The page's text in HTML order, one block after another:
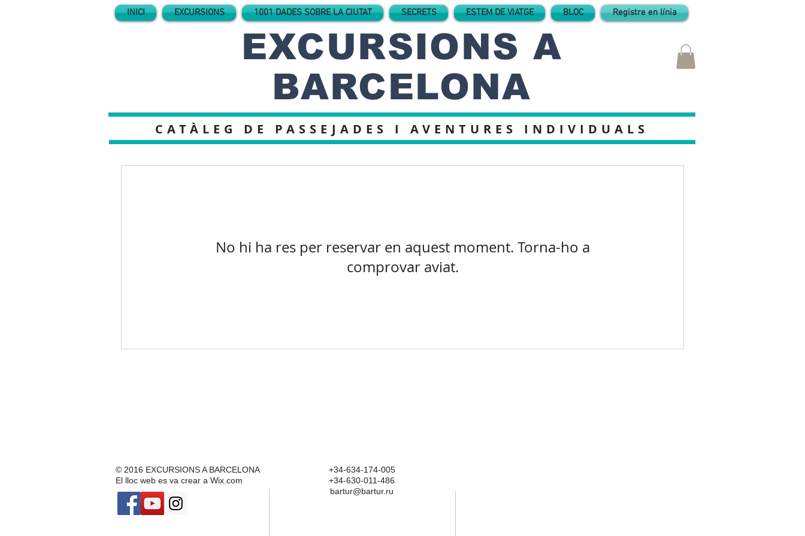
INICI EXCURSIONS 1001 DADES SOBRE LA CIUTAT SECRETS ESTEM DE VIATGE BLOC Registre en línia
EXCURSIONS A
BARCELONA
CATÀLEG DE PASSEJADES I AVENTURES INDIVIDUALS
No hi ha res per reservar en aquest moment. Torna-ho a
comprovar aviat.
© 2016 EXCURSIONS A BARCELONA
El lloc web es va crear a Wix.com
+34-634-174-005
+34-630-011-486
bartur@bartur.ru